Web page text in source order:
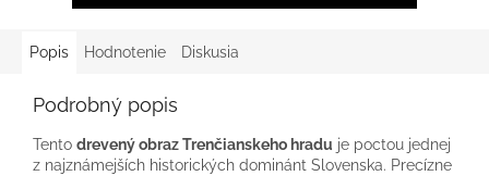
Popis Hodnotenie Diskusia
Podrobný popis
Tento drevený obraz Trenčianskeho hradu je poctou jednej
z najznámejších historických dominánt Slovenska. Precízne